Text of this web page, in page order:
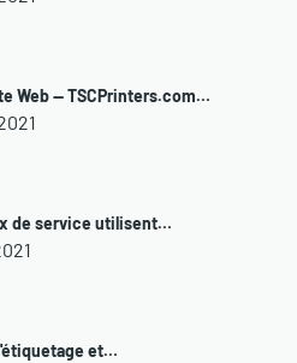
Web — TSCPrinters.com…
de service utilisent…
et…